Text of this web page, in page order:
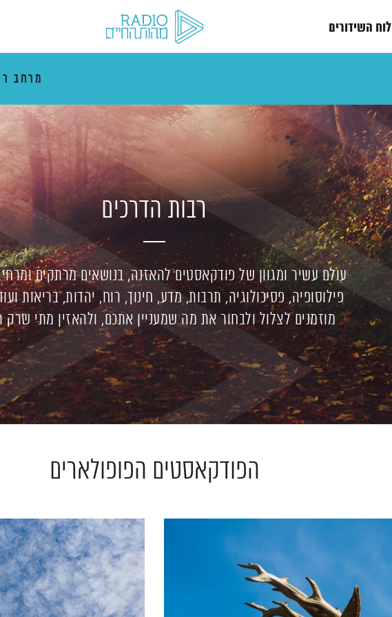
לוח השידורים
מרחב
רבות הדרכים
עולם עשיר ומגוון של פודקאסטים להאזנה, בנושאים מרתקים
פילוסופיה, פסיכולוגיה, תרבות, מדע, חינוך, רוח, יהדות, בריאות
מוזמנים לצלול ולבחור את מה שמעניין אתכם, ולהאזין מתי שרק
הפודקאסטים הפופולארים